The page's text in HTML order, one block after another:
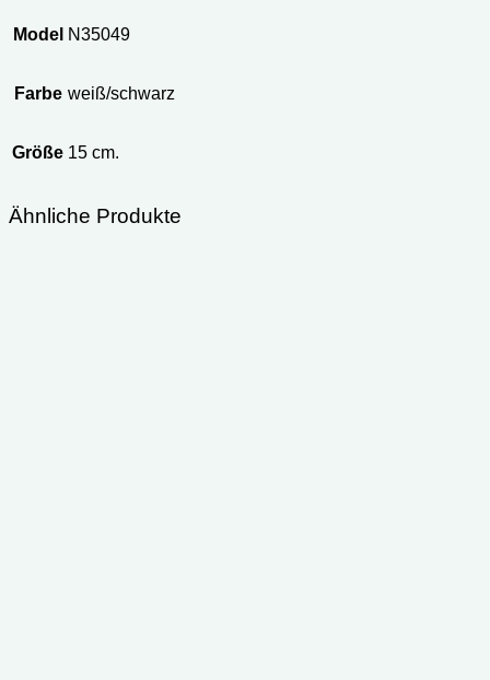
Model N35049
Farbe weiß/schwarz
Größe 15 cm.
Ähnliche Produkte